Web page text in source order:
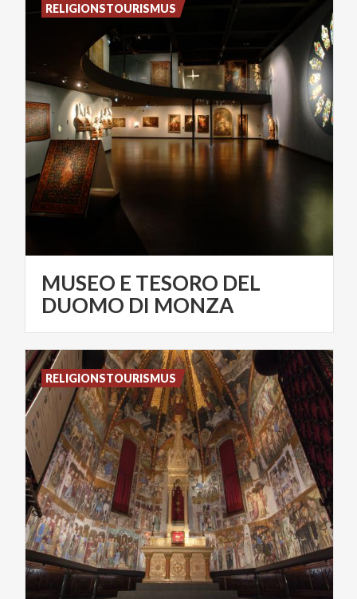
MUSEO E TESORO DEL
DUOMO DI MONZA
RELIGIONSTOURISMUS
RELIGIONSTOURISMUS